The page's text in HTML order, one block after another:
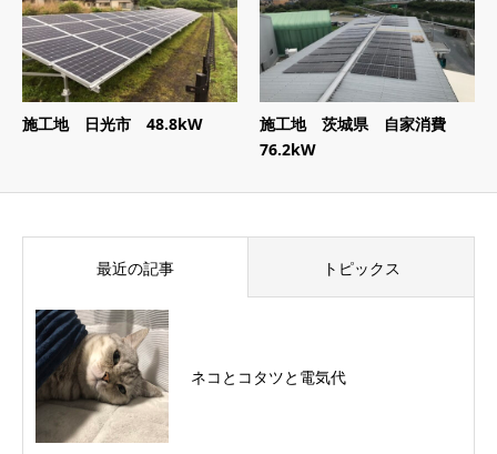
施工地 日光市 48.8kW
施工地 茨城県 自家消費
76.2kW
最近の記事 トピックス
ネコとコタツと電気代